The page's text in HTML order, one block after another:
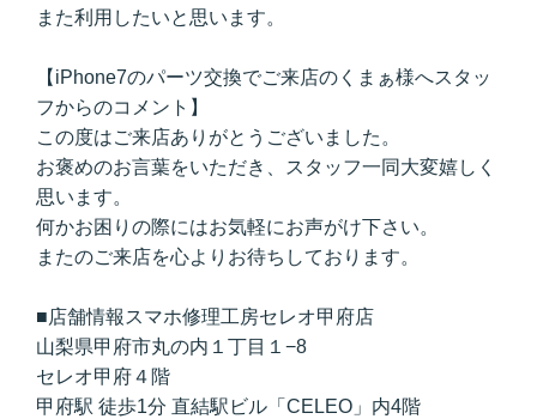
また利用したいと思います。
【iPhone7のパーツ交換でご来店のくまぁ様へスタッ
フからのコメント】
この度はご来店ありがとうございました。
お褒めのお言葉をいただき、スタッフ一同大変嬉しく
思います。
何かお困りの際にはお気軽にお声がけ下さい。
またのご来店を心よりお待ちしております。
■店舗情報スマホ修理工房セレオ甲府店
山梨県甲府市丸の内１丁目１−8
セレオ甲府４階
甲府駅 徒歩1分 直結駅ビル「CELEO」内4階